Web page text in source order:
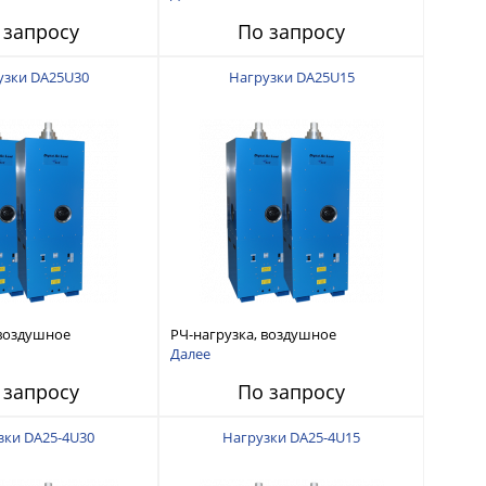
По запросу
DA25U30
470-890 МГц 4-
Нагрузки DA25U15
РЧ-нагрузка, воздушное
охлаждение 25кВт 470-890 МГц 4-
Далее
По запросу
DA25-4U30 Нагрузки DA25-4U15